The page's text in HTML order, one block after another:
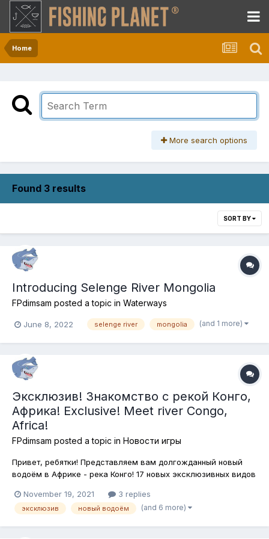
Home
More search options
Found 3 results
SORT BY
Introducing Selenge River Mongolia
FPdimsam posted a topic in Waterways
June 8, 2022 selenge river mongolia (and 1 more)
Эксклюзив! Знакомство с рекой Конго,
Африка! Exclusive! Meet river Congo,
Africa!
FPdimsam posted a topic in Новости игры
Привет, ребятки! Представляем вам долгожданный новый
водоём в Африке - река Конго! 17 новых эксклюзивных видов
катер - Gary Scott Draco с подставками для удилищ! Новые
снасти - спинниговые, донные и матчевые, новые нажив...
November 19, 2021 3 replies
эксклюзив новый водоём (and 6 more)